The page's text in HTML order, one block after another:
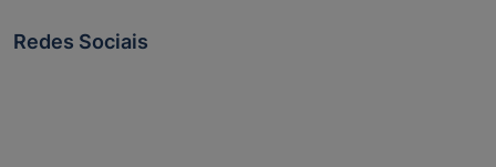
Redes Sociais